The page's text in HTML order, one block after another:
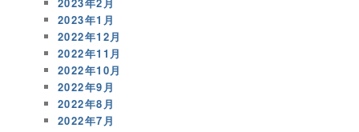
2023年2月
2023年1月
2022年12月
2022年11月
2022年10月
2022年9月
2022年8月
2022年7月